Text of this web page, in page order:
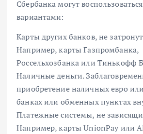
Сбербанка могут
вариантами:
Карты других банков, не
Например, карты Газпромбанка,
Россельхозбанка или Тинькофф
Наличные деньги.
приобретение наличных евро
банках или обменных пунктах
Платежные системы, не
Например, карты UnionPay или